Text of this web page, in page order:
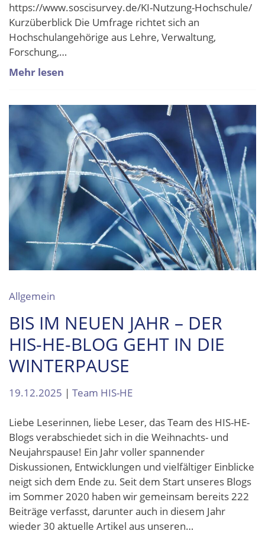
https://www.soscisurvey.de/KI-Nutzung-Hochschule/
Kurzüberblick Die Umfrage richtet sich an
Hochschulangehörige aus Lehre, Verwaltung,
Forschung,…
Mehr lesen
Allgemein
BIS IM NEUEN JAHR – DER
HIS-HE-BLOG GEHT IN DIE
WINTERPAUSE
19.12.2025 | Team HIS-HE
Liebe Leserinnen, liebe Leser, das Team des HIS-HE-
Blogs verabschiedet sich in die Weihnachts- und
Neujahrspause! Ein Jahr voller spannender
Diskussionen, Entwicklungen und vielfältiger Einblicke
neigt sich dem Ende zu. Seit dem Start unseres Blogs
im Sommer 2020 haben wir gemeinsam bereits 222
Beiträge verfasst, darunter auch in diesem Jahr
wieder 30 aktuelle Artikel aus unseren…